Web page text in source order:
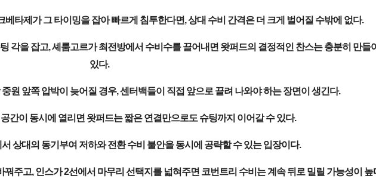
타제가 그 타이밍을 잡아 빠르게 침투한다면, 상대 수비 간격은 더 크게 벌어질 수밖에 없다.
각을 잡고, 셰룸고르가 최전방에서 수비수를 끌어내면 왓퍼드의 결정적인 찬스는 충분히 만들
있다.
원 앞쪽 압박이 늦어질 경우, 센터백들이 직접 앞으로 끌려 나와야 하는 장면이 생긴다.
간이 동시에 열리면 왓퍼드는 짧은 연결만으로도 슈팅까지 이어갈 수 있다.
상대의 동기부여 저하와 전환 수비 불안을 동시에 공략할 수 있는 입장이다.
주고, 인스가 2선에서 마무리 선택지를 넓혀주면 코번트리 수비는 계속 뒤로 밀릴 가능성이 높